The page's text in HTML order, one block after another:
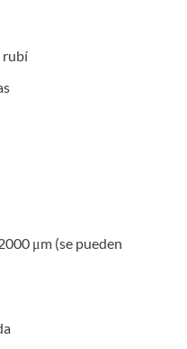
rubí
μm (se pueden